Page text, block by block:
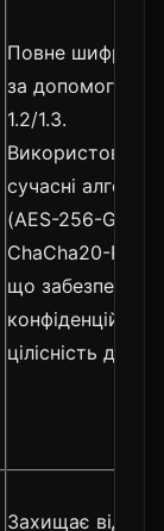
Повне
за допомогою
1.2/1.3.
сучасні
(AES-256-GCM,
ChaCha20-
що
цілісність даних.
Захищає від